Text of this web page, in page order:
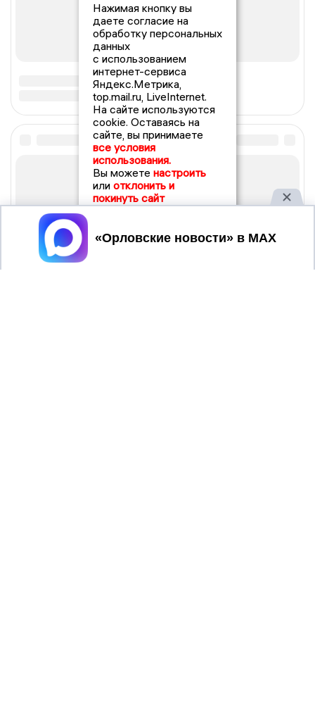
Нажимая кнопку вы
даете согласие на
обработку персональных
данных
с использованием
интернет-сервиса
Яндекс.Метрика,
top.mail.ru, LiveInternet.
На сайте используются
cookie. Оставаясь на
сайте, вы принимаете
все условия
использования.
Вы можете настроить
или отклонить и
покинуть сайт
Принять